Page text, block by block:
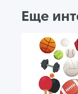
Еще